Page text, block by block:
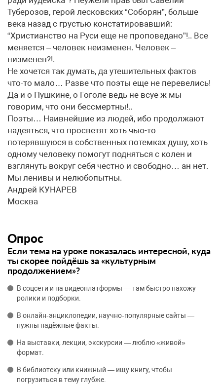
Туберозов, герой лесковских “Соборян”, больше
века назад с грустью констатировавший:
“Христианство на Руси еще не проповедано”!.. Все
меняется – человек неизменен. Человек –
низменен?!.
Не хочется так думать, да утешительных фактов
что-то мало… Разве что поэты еще не перевелись!
Да и о Пушкине, о Гоголе ведь не всуе ж мы
говорим, что они бессмертны!..
Поэты… Наивнейшие из людей, ибо продолжают
надеяться, что просветят хоть чью-то
потерявшуюся в собственных потемках душу, хоть
одному человеку помогут подняться с колен и
взглянуть вокруг себя честно и свободно… ан нет.
Мы ленивы и нелюбопытны.
Андрей КУНАРЕВ
Москва
Опрос
Если тема на уроке показалась интересной, куда
ты скорее пойдёшь за «культурным
продолжением»?
В соцсети и на видеоплатформы — там быстро нахожу
ролики и подборки.
В онлайн‑энциклопедии, научно‑популярные сайты —
нужны надёжные факты.
На выставки, лекции, экскурсии — люблю «живой»
формат.
В библиотеку или книжный — ищу книгу, чтобы
погрузиться в тему глубже.